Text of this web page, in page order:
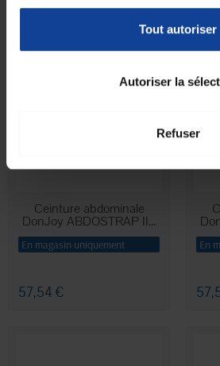
Tout autoriser
Autoriser la
Refuser
71,90 €
Ceinture abdominale
DonJoy ABDOSTRAP II...
En magasin uniquement
57,54 €
En